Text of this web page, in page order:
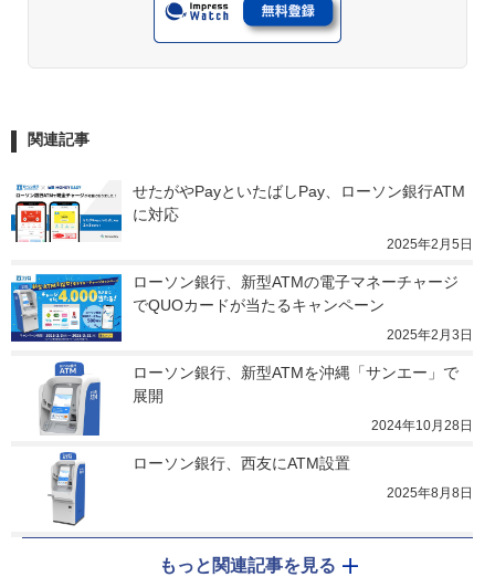
関連記事
せたがやPayといたばしPay、ローソン銀行ATM
に対応
2025年2月5日
ローソン銀行、新型ATMの電子マネーチャージ
でQUOカードが当たるキャンペーン
2025年2月3日
ローソン銀行、新型ATMを沖縄「サンエー」で
展開
2024年10月28日
ローソン銀行、西友にATM設置
2025年8月8日
もっと関連記事を見る